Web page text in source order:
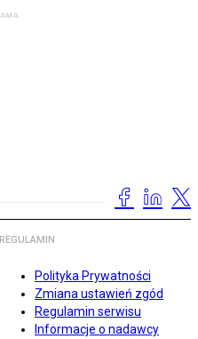
REGULAMIN
Polityka Prywatności
Zmiana ustawień zgód
Regulamin serwisu
Informacje o nadawcy